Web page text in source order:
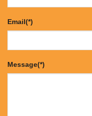
Email(*)
Message(*)